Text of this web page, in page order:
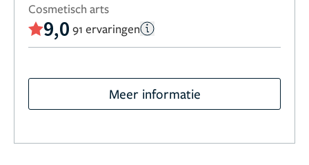
Cosmetisch arts
9,0 91 ervaringen
Meer informatie